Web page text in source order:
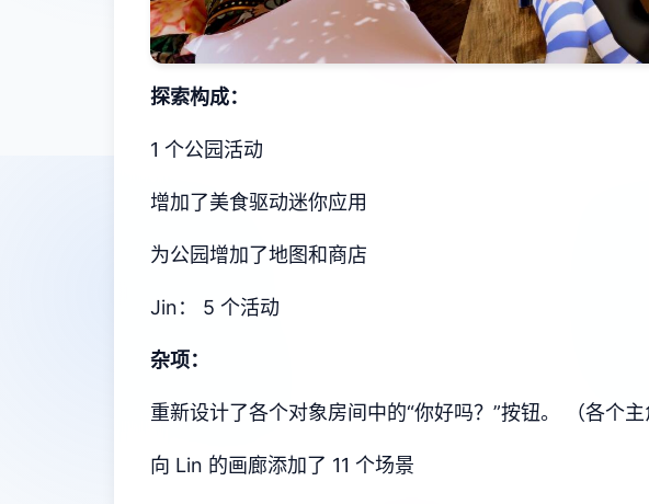
探索构成：
1 个公园活动
增加了美食驱动迷你应用
为公园增加了地图和商店
Jin： 5 个活动
杂项：
重新设计了各个对象房间中的“你好吗？”按钮。 （各个
向 Lin 的画廊添加了 11 个场景